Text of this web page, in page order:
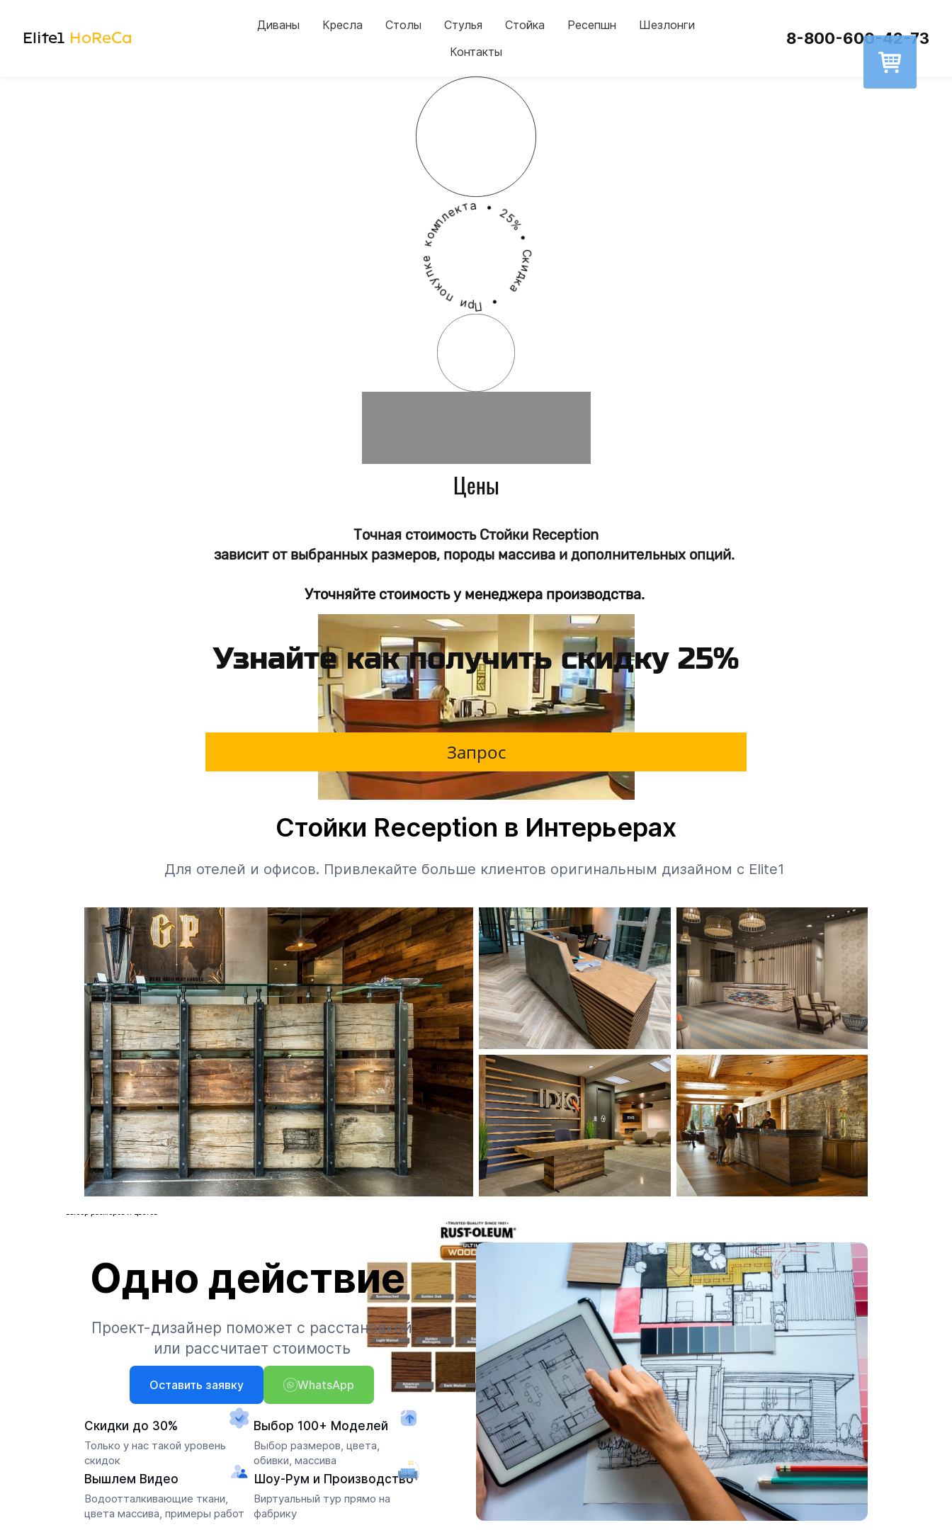
Elite1 HoReCa
Диваны Кресла Столы Стулья Стойка Ресепшн
Шезлонги
Контакты
8-800-600-42-73
С
к
и
д
к
а
•
П
р
и
п
о
к
у
п
е
к
о
м
плект а •
2
5
%
•
Cтойки Reception
из Массива
Сосна
Лиственница
Дуб
Бук
Ясень
Выбор размеров
Выбор цвета
Покрытие Масло - защита от
влаги
Доставка до обьекта по РФ
От 45000р. м.п
Цены
Точная стоимость Стойки Reception
зависит от выбранных размеров, породы массива и дополнительных опций.
Уточняйте стоимость у менеджера производства.
Узнайте как получить скидку 25%
Запрос
Стойки Reception в Интерьерах
Для отелей и офисов. Привлекайте больше клиентов оригинальным дизайном с Elite1
Одно действие
Проект-дизайнер поможет с расстановкой
или рассчитает стоимость
Оставить заявку WhatsApp
Скидки до 30%
Только у нас такой уровень
скидок
Выбор 100+ Моделей
Выбор размеров, цвета,
обивки, массива
Вышлем Видео
Водоотталкивающие ткани,
цвета массива, примеры работ
Шоу-Рум и Производство
Виртуальный тур прямо на
фабрику